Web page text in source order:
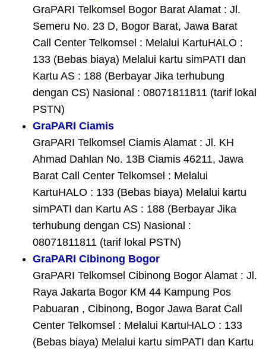
GraPARI Telkomsel Bogor Barat Alamat : Jl.
Semeru No. 23 D, Bogor Barat, Jawa Barat
Call Center Telkomsel : Melalui KartuHALO :
133 (Bebas biaya) Melalui kartu simPATI dan
Kartu AS : 188 (Berbayar Jika terhubung
dengan CS) Nasional : 08071811811 (tarif lokal
PSTN)
GraPARI Ciamis
GraPARI Telkomsel Ciamis Alamat : Jl. KH
Ahmad Dahlan No. 13B Ciamis 46211, Jawa
Barat Call Center Telkomsel : Melalui
KartuHALO : 133 (Bebas biaya) Melalui kartu
simPATI dan Kartu AS : 188 (Berbayar Jika
terhubung dengan CS) Nasional :
08071811811 (tarif lokal PSTN)
GraPARI Cibinong Bogor
GraPARI Telkomsel Cibinong Bogor Alamat : Jl.
Raya Jakarta Bogor KM 44 Kampung Pos
Pabuaran , Cibinong, Bogor Jawa Barat Call
Center Telkomsel : Melalui KartuHALO : 133
(Bebas biaya) Melalui kartu simPATI dan Kartu